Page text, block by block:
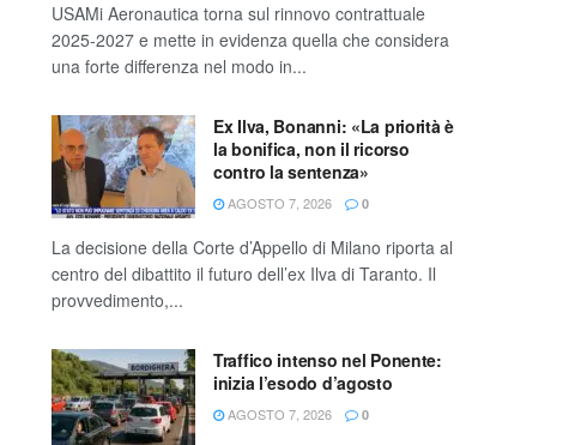
USAMi Aeronautica torna sul rinnovo contrattuale
2025-2027 e mette in evidenza quella che considera
una forte differenza nel modo in...
Ex Ilva, Bonanni: «La priorità è
la bonifica, non il ricorso
contro la sentenza»
AGOSTO 7, 2026 0
La decisione della Corte d’Appello di Milano riporta al
centro del dibattito il futuro dell’ex Ilva di Taranto. Il
provvedimento,...
Traffico intenso nel Ponente:
inizia l’esodo d’agosto
AGOSTO 7, 2026 0